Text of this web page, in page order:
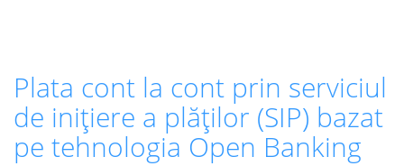
Plata cont la cont prin serviciul
de inițiere a plăților (SIP) bazat
pe tehnologia Open Banking